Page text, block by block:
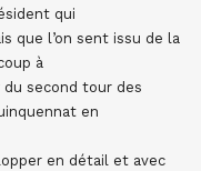
qui
que l’on sent issu de la
à
second tour des
en
en détail et avec